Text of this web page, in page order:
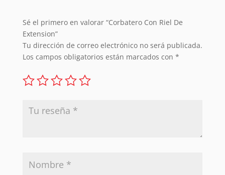
Sé el primero en valorar “Corbatero Con Riel De
Extension”
Tu dirección de correo electrónico no será publicada.
Los campos obligatorios están marcados con *